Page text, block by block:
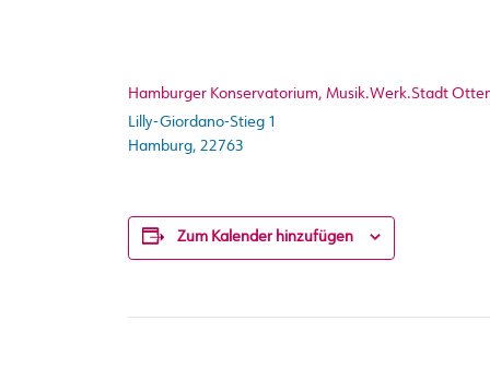
Hamburger Konservatorium, Musik.Werk.Stadt
Lilly-Giordano-Stieg 1
Hamburg, 22763
Zum Kalender hinzufügen